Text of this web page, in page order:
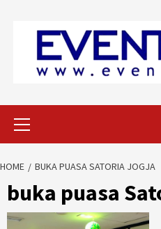
HOME BUKA PUASA SATORIA JOGJA
buka puasa